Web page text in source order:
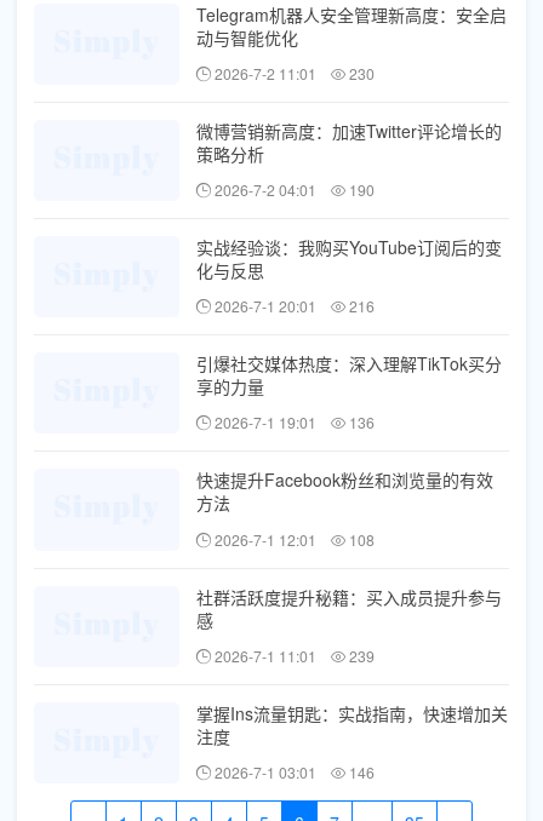
Telegram机器人安全管理新高度：安全启
动与智能优化
2026-7-2 11:01 230
微博营销新高度：加速Twitter评论增长的
策略分析
2026-7-2 04:01 190
实战经验谈：我购买YouTube订阅后的变
化与反思
2026-7-1 20:01 216
引爆社交媒体热度：深入理解TikTok买分
享的力量
2026-7-1 19:01 136
快速提升Facebook粉丝和浏览量的有效
方法
2026-7-1 12:01 108
社群活跃度提升秘籍：买入成员提升参与
感
2026-7-1 11:01 239
掌握Ins流量钥匙：实战指南，快速增加关
注度
2026-7-1 03:01 146